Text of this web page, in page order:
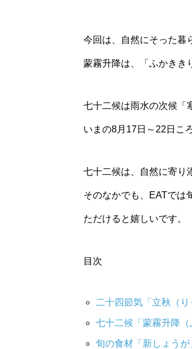
今回は、自然にそった暮
蒙霧升降は、「ふかきき
七十二候は雨水の次候「
いまの8月17日～22日こ
七十二候は、自然に寄り
そのなかでも、EATでは
ただけると嬉しいです。
目次
二十四節気「立秋（り
七十二候「蒙霧升降（
旬の食材「新しょうが